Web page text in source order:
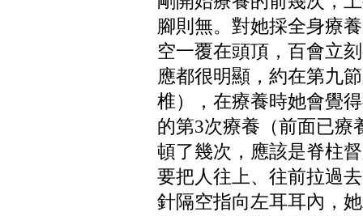
腳則無。對她採全身療
空一覆在頭頂，百會立
應都很明顯，約在第九
椎），在療養時她會覺
的第3次療養（前面已療
頓了幾次，應該是脊柱
要把人往上、往前拉過
針隔空指向左耳耳內，